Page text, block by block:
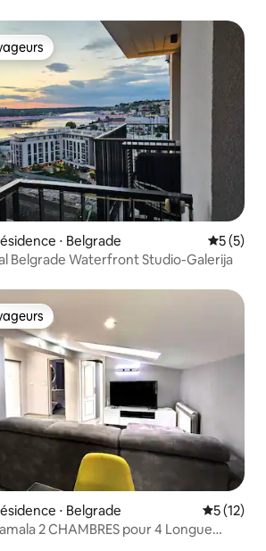
⋅ Belgrade
5 (5)
Belgrade Waterfront Studio-Galerija
⋅ Belgrade
5 (12)
2 CHAMBRES pour 4 Longue